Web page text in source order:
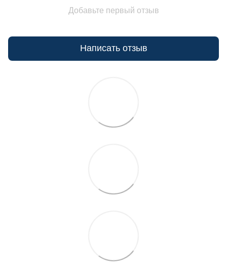
Добавьте первый отзыв
Написать отзыв